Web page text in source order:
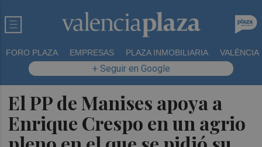
FORO PLAZA EMPRESAS PLAZA INMOBILIARIA VALÈNCIA
+ Seguir en Google
El PP de Manises apoya a
Enrique Crespo en un agrio